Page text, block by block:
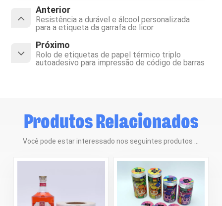
Anterior
Resistência a durável e álcool personalizada
para a etiqueta da garrafa de licor
Próximo
Rolo de etiquetas de papel térmico triplo
autoadesivo para impressão de código de barras
Produtos Relacionados
Você pode estar interessado nos seguintes produtos ...